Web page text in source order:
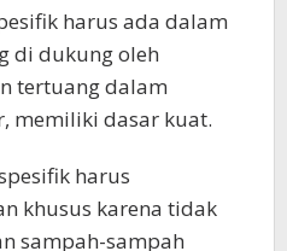
harus ada dalam
di dukung oleh
tertuang dalam
memiliki dasar kuat.
harus
khusus karena tidak
sampah-sampah